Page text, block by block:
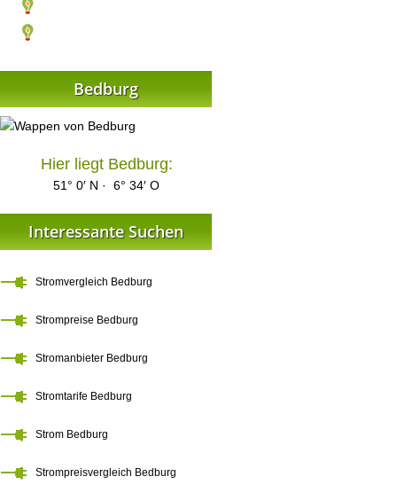
Bedburg
Hier liegt Bedburg:
51° 0′ N · 6° 34′ O
Interessante Suchen
Stromvergleich Bedburg
Strompreise Bedburg
Stromanbieter Bedburg
Stromtarife Bedburg
Strom Bedburg
Strompreisvergleich Bedburg